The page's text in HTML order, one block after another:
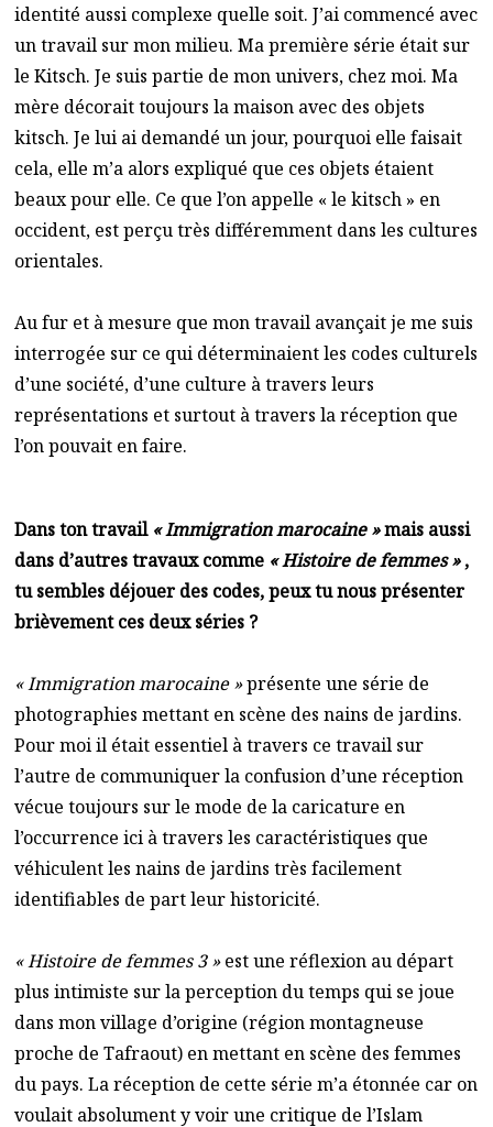
identité aussi complexe quelle soit. J’ai commencé avec
un travail sur mon milieu. Ma première série était sur
le Kitsch. Je suis partie de mon univers, chez moi. Ma
mère décorait toujours la maison avec des objets
kitsch. Je lui ai demandé un jour, pourquoi elle faisait
cela, elle m’a alors expliqué que ces objets étaient
beaux pour elle. Ce que l’on appelle « le kitsch » en
occident, est perçu très différemment dans les cultures
orientales.
Au fur et à mesure que mon travail avançait je me suis
interrogée sur ce qui déterminaient les codes culturels
d’une société, d’une culture à travers leurs
représentations et surtout à travers la réception que
l’on pouvait en faire.
Dans ton travail « Immigration marocaine »mais aussi
dans d’autres travaux comme « Histoire de femmes »,
tu sembles déjouer des codes, peux tu nous présenter
brièvement ces deux séries ?
« Immigration marocaine »présente une série de
photographies mettant en scène des nains de jardins.
Pour moi il était essentiel à travers ce travail sur
l’autre de communiquer la confusion d’une réception
vécue toujours sur le mode de la caricature en
l’occurrence ici à travers les caractéristiques que
véhiculent les nains de jardins très facilement
identifiables de part leur historicité.
« Histoire de femmes 3 »est une réflexion au départ
plus intimiste sur la perception du temps qui se joue
dans mon village d’origine (région montagneuse
proche de Tafraout) en mettant en scène des femmes
du pays. La réception de cette série m’a étonnée car on
voulait absolument y voir une critique de l’Islam